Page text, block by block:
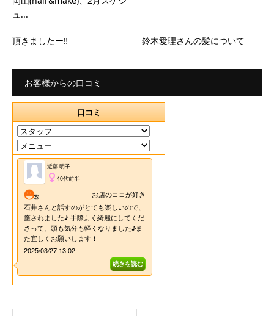
ュ...
頂きましたー‼ 鈴木愛理さんの髪について
お客様からの口コミ